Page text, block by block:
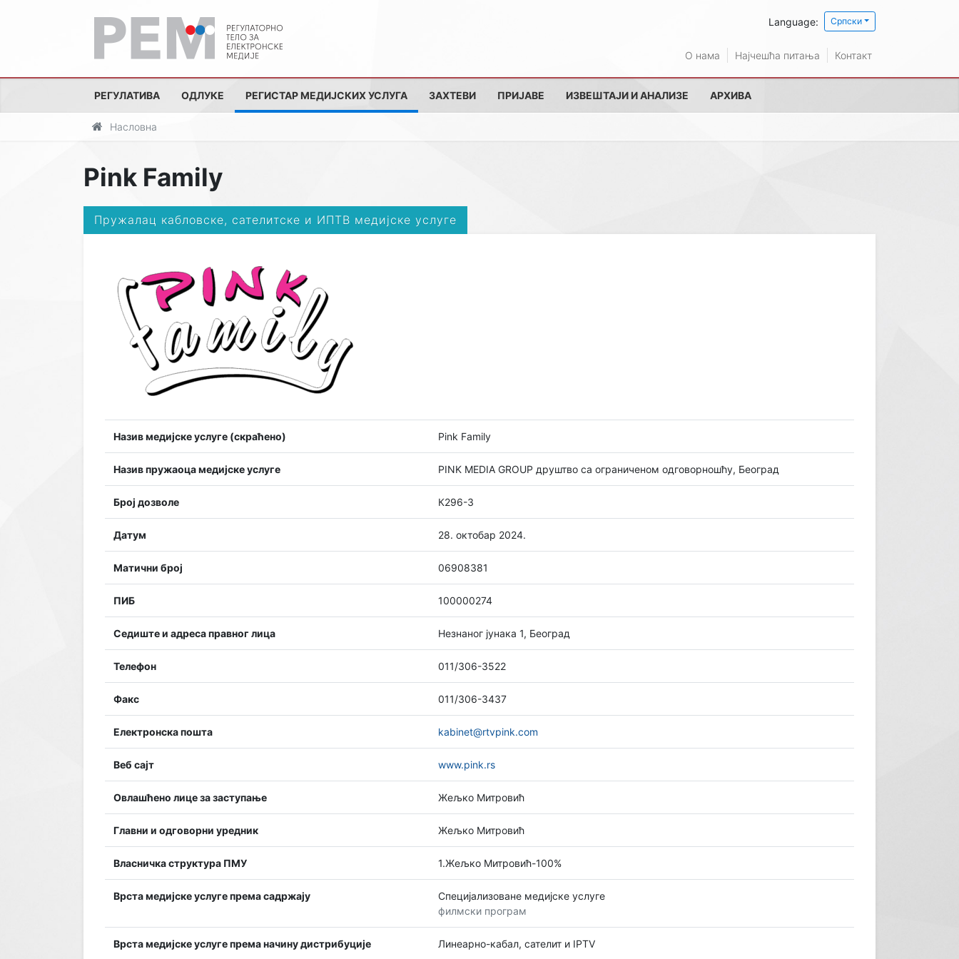
Language: Српски
О нама Најчешћа питања Контакт
РЕГУЛАТИВА ОДЛУКЕ РЕГИСТАР МЕДИЈСКИХ УСЛУГА ЗАХТЕВИ ПРИЈАВЕ ИЗВЕШТАЈИ И АНАЛИЗЕ АРХИВА
Насловна
Pink Family
Пружалац кабловске, сателитске и ИПТВ медијске услуге
Назив медијске услуге (скраћено) Pink Family
Назив пружаоца медијске услуге PINK MEDIA GROUP друштво са ограниченом одговорношћу, Београд
Број дозволе К296-3
Датум 28. октобар 2024.
Матични број 06908381
ПИБ 100000274
Седиште и адреса правног лица Незнаног јунака 1, Београд
Телефон 011/306-3522
Факс 011/306-3437
Електронска пошта kabinet@rtvpink.com
Веб сајт www.pink.rs
Овлашћено лице за заступање Жељко Митровић
Главни и одговорни уредник Жељко Митровић
Власничка структура ПМУ 1.Жељко Митровић-100%
Врста медијске услуге према садржају
Специјализоване медијске услуге
филмски програм
Врста медијске услуге према начину дистрибуције Линеарно-кабал, сателит и IPTV